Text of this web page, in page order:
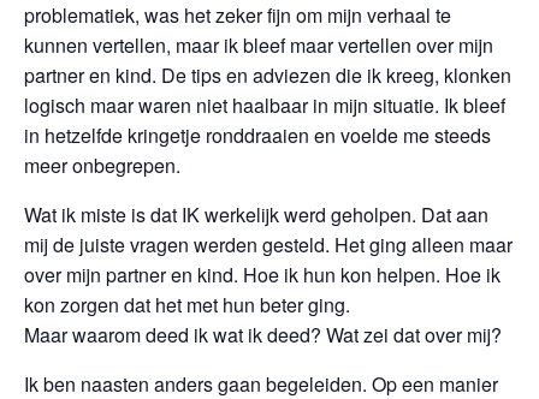
problematiek, was het zeker fijn om mijn verhaal te
kunnen vertellen, maar ik bleef maar vertellen over mijn
partner en kind. De tips en adviezen die ik kreeg, klonken
logisch maar waren niet haalbaar in mijn situatie. Ik bleef
in hetzelfde kringetje ronddraaien en voelde me steeds
meer onbegrepen.
Wat ik miste is dat IK werkelijk werd geholpen. Dat aan
mij de juiste vragen werden gesteld. Het ging alleen maar
over mijn partner en kind. Hoe ik hun kon helpen. Hoe ik
kon zorgen dat het met hun beter ging.
Maar waarom deed ik wat ik deed? Wat zei dat over mij?
Ik ben naasten anders gaan begeleiden. Op een manier